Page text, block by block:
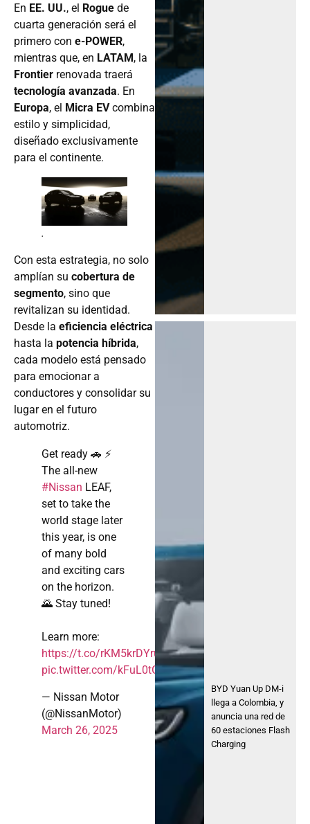
En EE. UU., el Rogue de
cuarta generación será el
primero con e-POWER,
mientras que, en LATAM , la
Frontier renovada traerá
tecnología avanzada. En
Europa, el Micra EVcombina
estilo y simplicidad,
diseñado exclusivamente
para el continente.
.
Con esta estrategia, no solo
amplían su cobertura de
segmento, sino que
revitalizan su identidad.
Desde la eficiencia eléctrica
hasta la potencia híbrida,
cada modelo está pensado
para emocionar a
conductores y consolidar su
lugar en el futuro
automotriz.
Get ready 🚗 ⚡
The all-new
#Nissan LEAF,
set to take the
world stage later
this year, is one
of many bold
and exciting cars
on the horizon.
🌄 Stay tuned!
Learn more:
https://t.co/rKM5krDYru#NissanLEAF
pic.twitter.com/kFuL0tGX9u
— Nissan Motor
(@NissanMotor)
March 26, 2025
BYD Yuan Up DM-i
llega a Colombia, y
anuncia una red de
60 estaciones Flash
Charging